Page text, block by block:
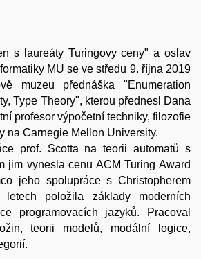
s laureáty Turingovy ceny" a oslav
MU se ve středu 9. října 2019
muzeu přednáška "Enumeration
Type Theory", kterou přednesl Dana
profesor výpočetní techniky, filozofie
na Carnegie Mellon University.
prof. Scotta na teorii automatů s
jim vynesla cenu ACM Turing Award
jeho spolupráce s Christopherem
položila základy moderních
programovacích jazyků. Pracoval
teorii modelů, modální logice,